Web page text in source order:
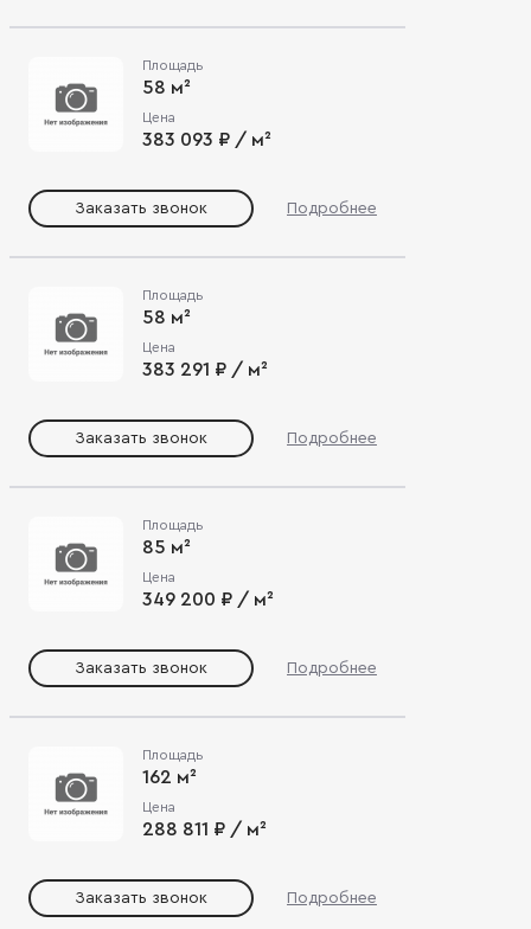
Площадь
58 м²
Цена
383 093 ₽ / м²
Заказать звонок Подробнее
Площадь
58 м²
Цена
383 291 ₽ / м²
Заказать звонок Подробнее
Площадь
85 м²
Цена
349 200 ₽ / м²
Заказать звонок Подробнее
Площадь
162 м²
Цена
288 811 ₽ / м²
Заказать звонок Подробнее